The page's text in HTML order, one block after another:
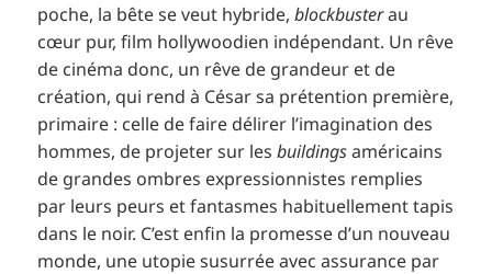
poche, la bête se veut hybride,blockbusterau
cœur pur, film hollywoodien indépendant. Un rêve
de cinéma donc, un rêve de grandeur et de
création, qui rend à César sa prétention première,
primaire : celle de faire délirer l’imagination des
hommes, de projeter sur lesbuildingsaméricains
de grandes ombres expressionnistes remplies
par leurs peurs et fantasmes habituellement tapis
dans le noir. C’est enfin la promesse d’un nouveau
monde, une utopie susurrée avec assurance par